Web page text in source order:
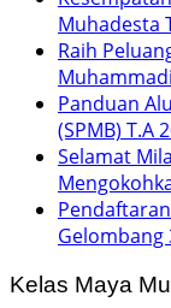
Muhadesta
Raih
Panduan
(SPMB) T.A
Selamat
Gelombang
Kelas Maya